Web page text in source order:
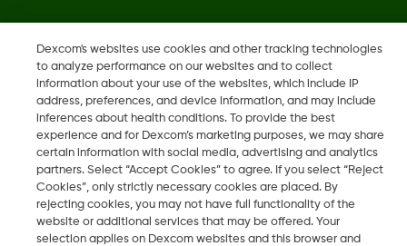
Dexcom Share, Share zijn geregistreerde handelsmerken van
Dexcom, Inc. in de Verenigde Staten en kunnen eveneens in
andere landen geregistreerd zijn.
2026 Dexcom, Inc. Alle rechten voorbehouden.
Dexcom's websites use cookies and other tracking technologies
to analyze performance on our websites and to collect
information about your use of the websites, which include IP
address, preferences, and device information, and may include
inferences about health conditions. To provide the best
experience and for Dexcom’s marketing purposes, we may share
certain information with social media, advertising and analytics
partners. Select “Accept Cookies” to agree. If you select “Reject
Cookies”, only strictly necessary cookies are placed. By
rejecting cookies, you may not have full functionality of the
website or additional services that may be offered. Your
selection applies on Dexcom websites and this browser and